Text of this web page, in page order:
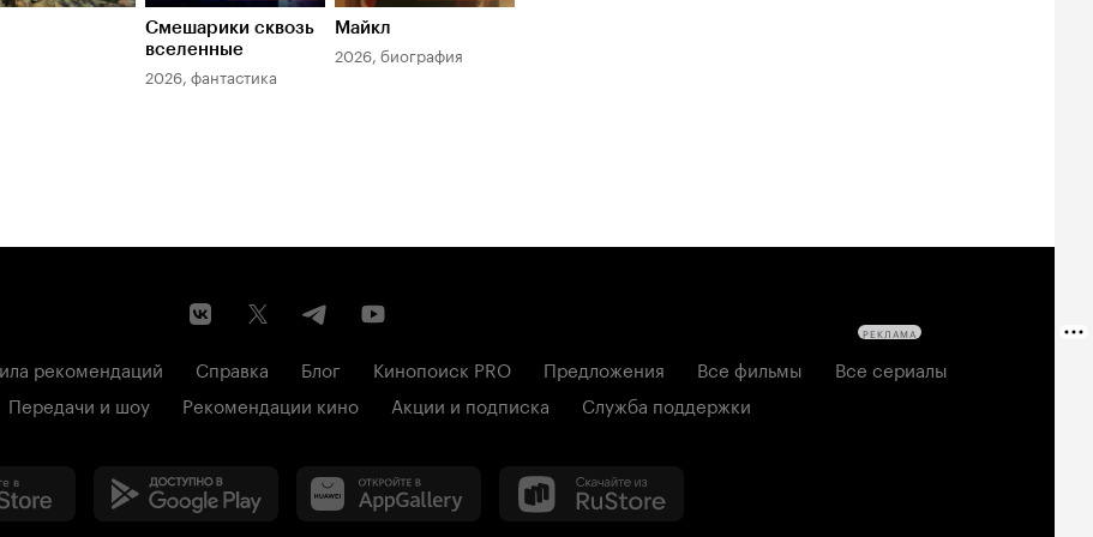
Смешарики сквозь
вселенные
2026, фантастика
Майкл
2026, биография
рекомендаций Справка Блог Кинопоиск PRO Предложения Все фильмы
Все сериалы
Передачи и шоу Рекомендации кино Акции и подписка Служба поддержки
РЕКЛАМА